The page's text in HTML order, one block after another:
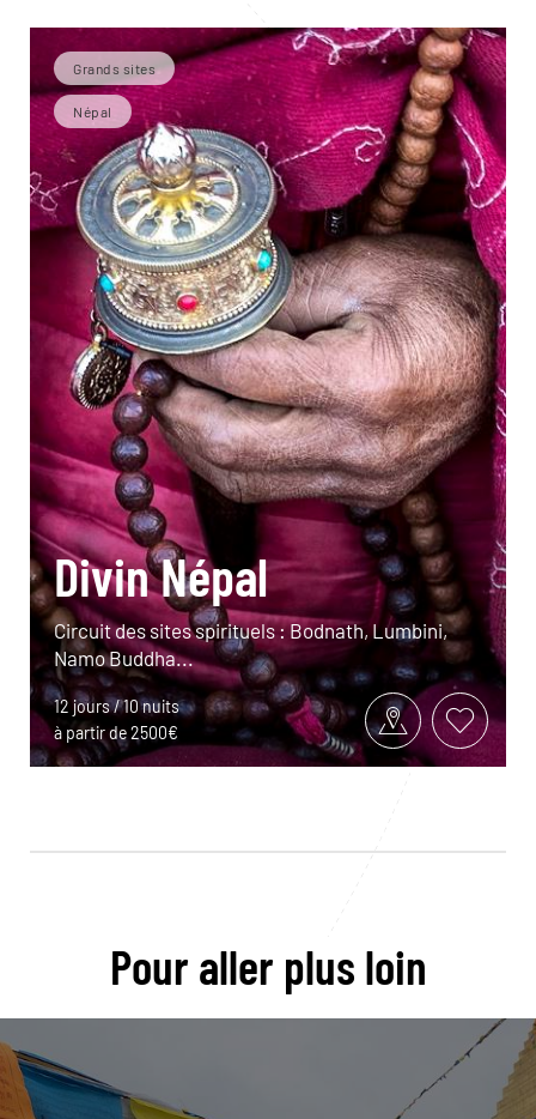
Grands sites
Népal
Divin Népal
Circuit des sites spirituels : Bodnath, Lumbini,
Namo Buddha...
12 jours / 10 nuits
à partir de 2500€
Pour aller plus loin